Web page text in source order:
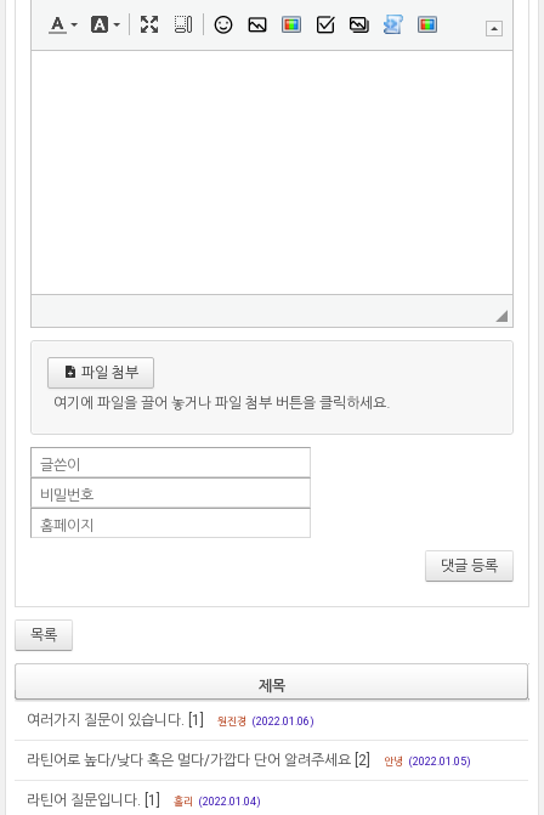
파일 첨부
여기에 파일을 끌어 놓거나 파일 첨부 버튼을 클릭하세요.
글쓴이
비밀번호
홈페이지
댓글 등록
목록
제목
여러가지 질문이 있습니다.
[1] 원진경 (2022.01.06)
라틴어로 높다/낮다 혹은 멀다/가깝다 단어 알려주세요 [2] 안녕 (2022.01.05)
라틴어 질문입니다. [1] 홀리 (2022.01.04)